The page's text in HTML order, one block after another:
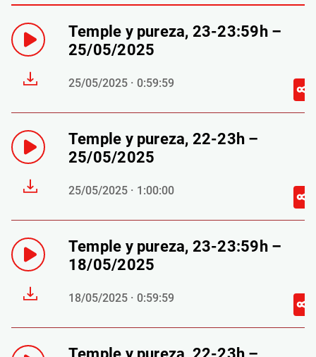
Temple y pureza, 23-23:59h –
25/05/2025
25/05/2025 · 0:59:59
Temple y pureza, 22-23h –
25/05/2025
25/05/2025 · 1:00:00
Temple y pureza, 23-23:59h –
18/05/2025
18/05/2025 · 0:59:59